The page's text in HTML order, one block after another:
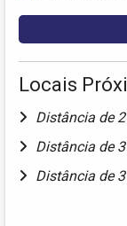
Locais
Distância de
Distância de
Distância de